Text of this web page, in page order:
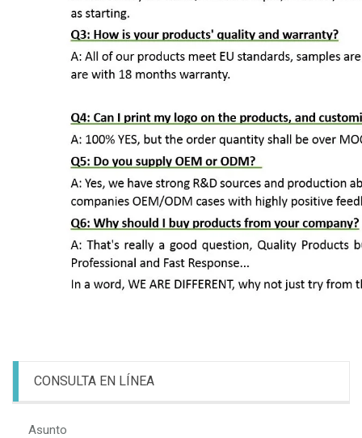
CONSULTA EN LÍNEA
Asunto